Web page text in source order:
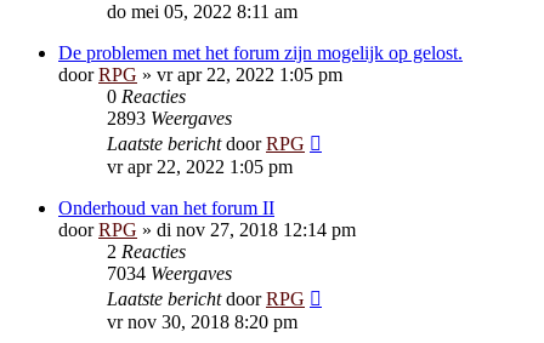
do mei 05, 2022 8:11 am
De problemen met het forum zijn mogelijk op gelost.
doorRPG » vr apr 22, 2022 1:05 pm
0 Reacties
2893 Weergaves
Laatste berichtdoorRPG
vr apr 22, 2022 1:05 pm
Onderhoud van het forum II
doorRPG » di nov 27, 2018 12:14 pm
2 Reacties
7034 Weergaves
Laatste berichtdoorRPG
vr nov 30, 2018 8:20 pm